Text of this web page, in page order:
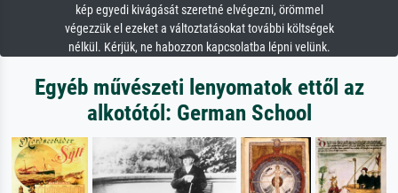
kép egyedi kivágását szeretné elvégezni, örömmel
végezzük el ezeket a változtatásokat további költségek
nélkül. Kérjük, ne habozzon kapcsolatba lépni velünk.
Egyéb művészeti lenyomatok ettől az
alkotótól: German School